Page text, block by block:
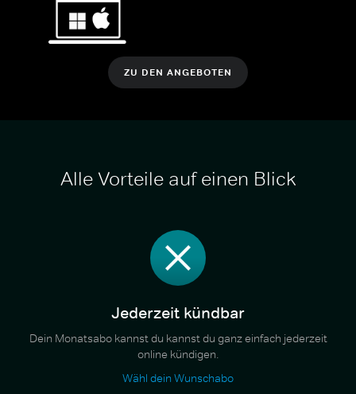
ZU DEN ANGEBOTEN
Alle Vorteile auf einen Blick
Jederzeit kündbar
Dein Monatsabo kannst du kannst du ganz einfach jederzeit
online kündigen.
Wähl dein Wunschabo